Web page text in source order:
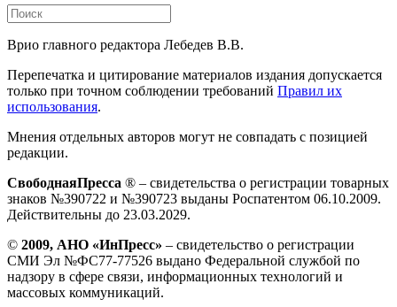
Врио главного редактора Лебедев В.В.
Перепечатка и цитирование материалов издания допускается
только при точном соблюдении требований Правил их
использования.
Мнения отдельных авторов могут не совпадать с позицией
редакции.
СвободнаяПресса ® – свидетельства о регистрации товарных
знаков №390722 и №390723 выданы Роспатентом 06.10.2009.
Действительны до 23.03.2029.
© 2009, АНО «ИнПресс» – свидетельство о регистрации
СМИ Эл №ФС77-77526 выдано Федеральной службой по
надзору в сфере связи, информационных технологий и
массовых коммуникаций.